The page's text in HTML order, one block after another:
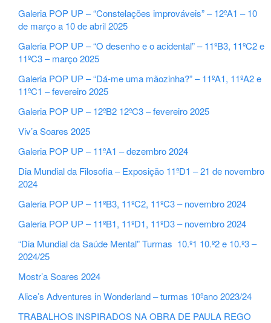
Galeria POP UP – “Constelações improváveis” – 12ºA1 – 10
de março a 10 de abril 2025
Galeria POP UP – “O desenho e o acidental” – 11ºB3, 11ºC2 e
11ºC3 – março 2025
Galeria POP UP – “Dá-me uma mãozinha?” – 11ºA1, 11ºA2 e
11ºC1 – fevereiro 2025
Galeria POP UP – 12ºB2 12ºC3 – fevereiro 2025
Viv’a Soares 2025
Galeria POP UP – 11ºA1 – dezembro 2024
Dia Mundial da Filosofia – Exposição 11ºD1 – 21 de novembro
2024
Galeria POP UP – 11ºB3, 11ºC2, 11ºC3 – novembro 2024
Galeria POP UP – 11ºB1, 11ºD1, 11ºD3 – novembro 2024
“Dia Mundial da Saúde Mental” Turmas 10.º1 10.º2 e 10.º3 –
2024/25
Mostr’a Soares 2024
Alice’s Adventures in Wonderland – turmas 10ºano 2023/24
TRABALHOS INSPIRADOS NA OBRA DE PAULA REGO